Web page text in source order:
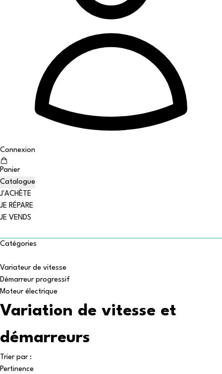
Connexion
Panier
Catalogue
J'ACHÈTE
JE RÉPARE
JE VENDS
Catégories
Variateur de vitesse
Démarreur progressif
Moteur électrique
Variation de vitesse et
démarreurs
Trier par :
Pertinence